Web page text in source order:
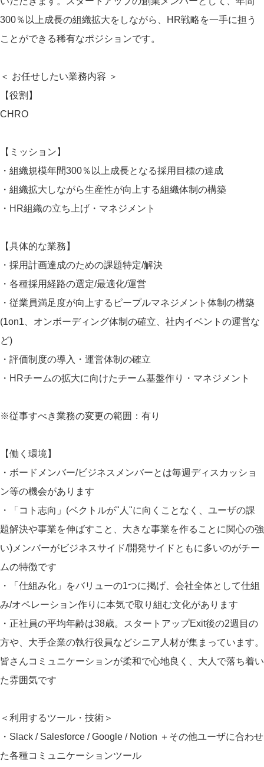
300％以上成長の組織拡大をしながら、HR戦略を一手に担う
ことができる稀有なポジションです。
＜ お任せしたい業務内容 ＞
【役割】
CHRO
【ミッション】
・組織規模年間300％以上成長となる採用目標の達成
・組織拡大しながら生産性が向上する組織体制の構築
・HR組織の立ち上げ・マネジメント
【具体的な業務】
・採用計画達成のための課題特定/解決
・各種採用経路の選定/最適化/運営
・従業員満足度が向上するピープルマネジメント体制の構築
(1on1、オンボーディング体制の確立、社内イベントの運営な
ど)
・評価制度の導入・運営体制の確立
・HRチームの拡大に向けたチーム基盤作り・マネジメント
※従事すべき業務の変更の範囲：有り
【働く環境】
・ボードメンバー/ビジネスメンバーとは毎週ディスカッショ
ン等の機会があります
・「コト志向」(ベクトルが"人"に向くことなく、ユーザの課
題解決や事業を伸ばすこと、大きな事業を作ることに関心の強
い)メンバーがビジネスサイド/開発サイドともに多いのがチー
ムの特徴です
・「仕組み化」をバリューの1つに掲げ、会社全体として仕組
み/オペレーション作りに本気で取り組む文化があります
・正社員の平均年齢は38歳。スタートアップExit後の2週目の
方や、大手企業の執行役員などシニア人材が集まっています。
皆さんコミュニケーションが柔和で心地良く、大人で落ち着い
た雰囲気です
＜利用するツール・技術＞
・Slack / Salesforce / Google / Notion ＋その他ユーザに合わせ
た各種コミュニケーションツール